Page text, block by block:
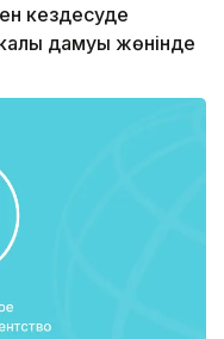
кездесуде
дамуы жөнінде